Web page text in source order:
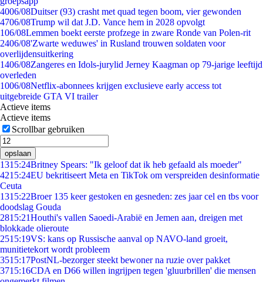
4006/08Duitser (93) crasht met quad tegen boom, vier gewonden
4706/08Trump wil dat J.D. Vance hem in 2028 opvolgt
106/08Lemmen boekt eerste profzege in zware Ronde van Polen-rit
2406/08'Zwarte weduwes' in Rusland trouwen soldaten voor
overlijdensuitkering
1406/08Zangeres en Idols-jurylid Jerney Kaagman op 79-jarige leeftijd
overleden
1006/08Netflix-abonnees krijgen exclusieve early access tot
uitgebreide GTA VI trailer
Actieve items
Actieve items
Scrollbar gebruiken
opslaan
1315:24Britney Spears: "Ik geloof dat ik heb gefaald als moeder"
4215:24EU bekritiseert Meta en TikTok om verspreiden desinformatie
Ceuta
1315:22Broer 135 keer gestoken en gesneden: zes jaar cel en tbs voor
doodslag Gouda
2815:21Houthi's vallen Saoedi-Arabië en Jemen aan, dreigen met
blokkade olieroute
2515:19VS: kans op Russische aanval op NAVO-land groeit,
munitietekort wordt probleem
3515:17PostNL-bezorger steekt bewoner na ruzie over pakket
3715:16CDA en D66 willen ingrijpen tegen 'gluurbrillen' die mensen